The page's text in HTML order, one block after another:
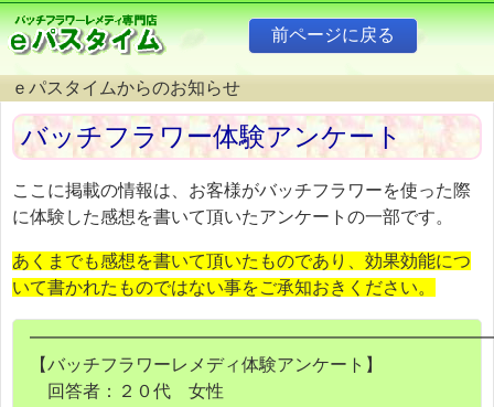
ｅパスタイムからのお知らせ
バッチフラワー体験アンケート
ここに掲載の情報は、お客様がバッチフラワーを使った際
に体験した感想を書いて頂いたアンケートの一部です。
あくまでも感想を書いて頂いたものであり、効果効能につ
いて書かれたものではない事をご承知おきください。
【バッチフラワーレメディ体験アンケート】
回答者：２０代 女性